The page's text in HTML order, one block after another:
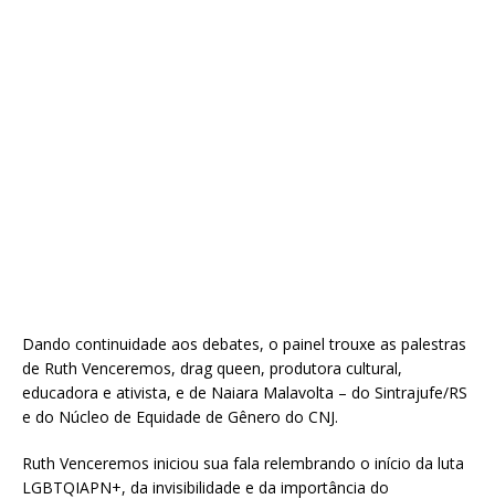
Dando continuidade aos debates, o painel trouxe as palestras
de Ruth Venceremos, drag queen, produtora cultural,
educadora e ativista, e de Naiara Malavolta – do Sintrajufe/RS
e do Núcleo de Equidade de Gênero do CNJ.
Ruth Venceremos iniciou sua fala relembrando o início da luta
LGBTQIAPN+, da invisibilidade e da importância do